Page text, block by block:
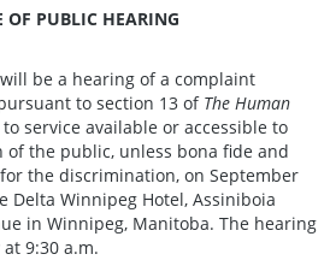
OF PUBLIC HEARING
be a hearing of a complaint
to section 13 of The Human
service available or accessible to
the public, unless bona fide and
the discrimination, on September
Delta Winnipeg Hotel, Assiniboia
in Winnipeg, Manitoba. The hearing
9:30 a.m.